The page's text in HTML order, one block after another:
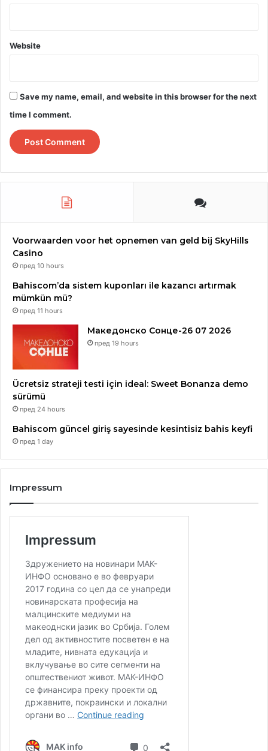
показател за значењето на ваквите иницијативи, кои
придонесуваат за развивање на чувство на припадност,
Ваквите активности претставуваат континуиран напор
за зачувување и афирмација на македонскиот јазик,
култура и идентитет во Република Србија, со посебен
акцент на вклучување на младите генерации.
Website
Save my name, email, and website in this browser for the next
time I comment.
Voorwaarden voor het opnemen van geld bij SkyHills
Casino
пред 10 hours
Bahiscom’da sistem kuponları ile kazancı artırmak
mümkün mü?
пред 11 hours
Македонско Сонце-26 07 2026
пред 19 hours
Ücretsiz strateji testi için ideal: Sweet Bonanza demo
sürümü
пред 24 hours
Bahiscom güncel giriş sayesinde kesintisiz bahis keyfi
пред 1 day
Impressum